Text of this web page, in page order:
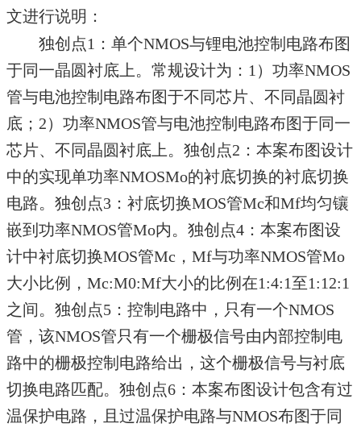
文进行说明：
独创点1：单个NMOS与锂电池控制电路布图
于同一晶圆衬底上。常规设计为：1）功率NMOS
管与电池控制电路布图于不同芯片、不同晶圆衬
底；2）功率NMOS管与电池控制电路布图于同一
芯片、不同晶圆衬底上。独创点2：本案布图设计
中的实现单功率NMOSMo的衬底切换的衬底切换
电路。独创点3：衬底切换MOS管Mc和Mf均匀镶
嵌到功率NMOS管Mo内。独创点4：本案布图设
计中衬底切换MOS管Mc，Mf与功率NMOS管Mo
大小比例，Mc:M0:Mf大小的比例在1:4:1至1:12:1
之间。独创点5：控制电路中，只有一个NMOS
管，该NMOS管只有一个栅极信号由内部控制电
路中的栅极控制电路给出，这个栅极信号与衬底
切换电路匹配。独创点6：本案布图设计包含有过
温保护电路，且过温保护电路与NMOS布图于同